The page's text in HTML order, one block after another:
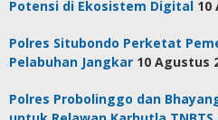
Potensi di Ekosistem Digital 10
Polres Situbondo Perketat
Pelabuhan Jangkar 10 Agustus
Polres Probolinggo dan